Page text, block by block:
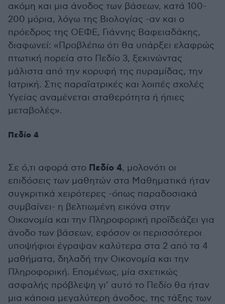
ακόμη και μια άνοδος των βάσεων, κατά 100-
200 μόρια, λόγω της Βιολογίας -αν και ο
πρόεδρος της ΟΕΦΕ, Γιάννης Βαφειαδάκης,
διαφωνεί: «Προβλέπω ότι θα υπάρξει ελαφρώς
πτωτική πορεία στο Πεδίο 3, ξεκινώντας
μάλιστα από την κορυφή της πυραμίδας, την
Ιατρική. Στις παραϊατρικές και λοιπές σχολές
Υγείας αναμένεται σταθερότητα ή ήπιες
μεταβολές».
Πεδίο 4
Σε ό,τι αφορά στο Πεδίο 4, μολονότι οι
επιδόσεις των μαθητών στα Μαθηματικά ήταν
συγκριτικά χειρότερες -όπως παραδοσιακά
συμβαίνει- η βελτιωμένη εικόνα στην
Οικονομία και την Πληροφορική προϊδεάζει για
άνοδο των βάσεων, εφόσον οι περισσότεροι
υποψήφιοι έγραψαν καλύτερα στα 2 από τα 4
μαθήματα, δηλαδή την Οικονομία και την
Πληροφορική. Επομένως, μία σχετικώς
ασφαλής πρόβλεψη γι’ αυτό το Πεδίο θα ήταν
μια κάποια μεγαλύτερη άνοδος, της τάξης των